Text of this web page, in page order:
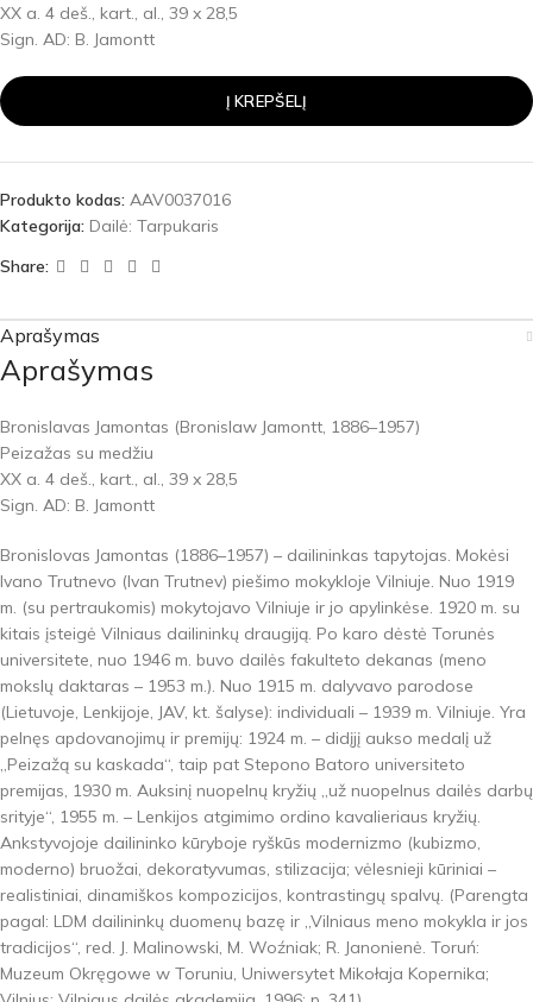
XX a. 4 deš., kart., al., 39 x 28,5
Sign. AD: B. Jamontt
Į KREPŠELĮ
Produkto kodas: AAV0037016
Kategorija: Dailė: Tarpukaris
Share:
Aprašymas
Aprašymas
Bronislavas Jamontas (Bronislaw Jamontt, 1886–1957)
Peizažas su medžiu
XX a. 4 deš., kart., al., 39 x 28,5
Sign. AD: B. Jamontt
Bronislovas Jamontas (1886–1957) – dailininkas tapytojas. Mokėsi
Ivano Trutnevo (Ivan Trutnev) piešimo mokykloje Vilniuje. Nuo 1919
m. (su pertraukomis) mokytojavo Vilniuje ir jo apylinkėse. 1920 m. su
kitais įsteigė Vilniaus dailininkų draugiją. Po karo dėstė Torunės
universitete, nuo 1946 m. buvo dailės fakulteto dekanas (meno
mokslų daktaras – 1953 m.). Nuo 1915 m. dalyvavo parodose
(Lietuvoje, Lenkijoje, JAV, kt. šalyse): individuali – 1939 m. Vilniuje. Yra
pelnęs apdovanojimų ir premijų: 1924 m. – didįjį aukso medalį už
„Peizažą su kaskada“, taip pat Stepono Batoro universiteto
premijas, 1930 m. Auksinį nuopelnų kryžių „už nuopelnus dailės darbų
srityje“, 1955 m. – Lenkijos atgimimo ordino kavalieriaus kryžių.
Ankstyvojoje dailininko kūryboje ryškūs modernizmo (kubizmo,
moderno) bruožai, dekoratyvumas, stilizacija; vėlesnieji kūriniai –
realistiniai, dinamiškos kompozicijos, kontrastingų spalvų. (Parengta
pagal: LDM dailininkų duomenų bazę ir „Vilniaus meno mokykla ir jos
tradicijos“, red. J. Malinowski, M. Woźniak; R. Janonienė. Toruń:
Muzeum Okręgowe w Toruniu, Uniwersytet Mikołaja Kopernika;